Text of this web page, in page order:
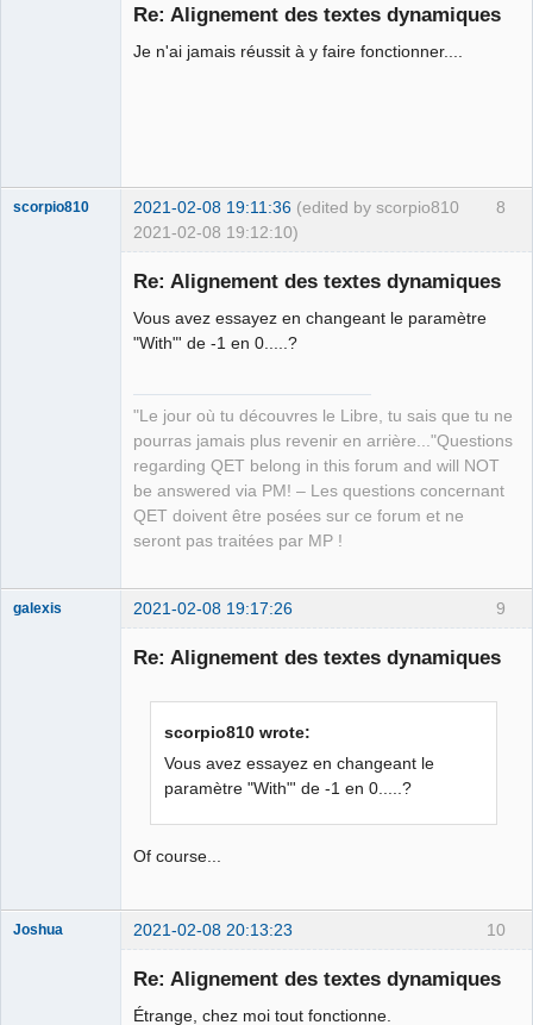
Re: Alignement des textes dynamiques
Je n'ai jamais réussit à y faire fonctionner....
8
scorpio810 2021-02-08 19:11:36 (edited by scorpio810
2021-02-08 19:12:10)
Re: Alignement des textes dynamiques
Vous avez essayez en changeant le paramètre
"With"' de -1 en 0.....?
"Le jour où tu découvres le Libre, tu sais que tu ne
pourras jamais plus revenir en arrière..."Questions
regarding QET belong in this forum and will NOT
be answered via PM! – Les questions concernant
QET doivent être posées sur ce forum et ne
seront pas traitées par MP !
9
galexis 2021-02-08 19:17:26
Re: Alignement des textes dynamiques
scorpio810 wrote:
Vous avez essayez en changeant le
paramètre "With"' de -1 en 0.....?
Of course...
10
Joshua 2021-02-08 20:13:23
Re: Alignement des textes dynamiques
Étrange, chez moi tout fonctionne.